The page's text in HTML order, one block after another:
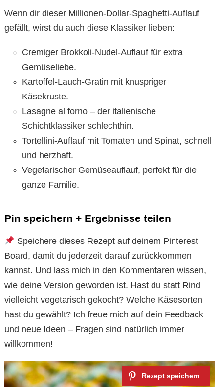
Wenn dir dieser Millionen-Dollar-Spaghetti-Auflauf
gefällt, wirst du auch diese Klassiker lieben:
Cremiger Brokkoli-Nudel-Auflauf für extra
Gemüseliebe.
Kartoffel-Lauch-Gratin mit knuspriger
Käsekruste.
Lasagne al forno – der italienische
Schichtklassiker schlechthin.
Tortellini-Auflauf mit Tomaten und Spinat, schnell
und herzhaft.
Vegetarischer Gemüseauflauf, perfekt für die
ganze Familie.
Pin speichern + Ergebnisse teilen
Speichere dieses Rezept auf deinem Pinterest-
Board, damit du jederzeit darauf zurückkommen
kannst. Und lass mich in den Kommentaren wissen,
wie deine Version geworden ist. Hast du statt Rind
vielleicht vegetarisch gekocht? Welche Käsesorten
hast du gewählt? Ich freue mich auf dein Feedback
und neue Ideen – Fragen sind natürlich immer
willkommen!